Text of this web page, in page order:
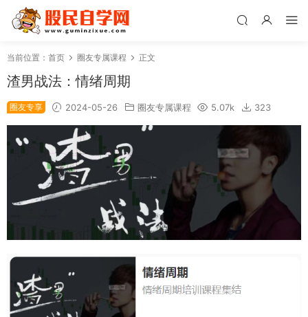
当前位置： 首页 圈友专属课程 正文
渣男战法：情绪周期
圈友专享 2024-05-26 圈友专属课程 5.07k 323